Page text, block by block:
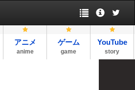
アニメ
anime
ゲーム
game
YouTube
story